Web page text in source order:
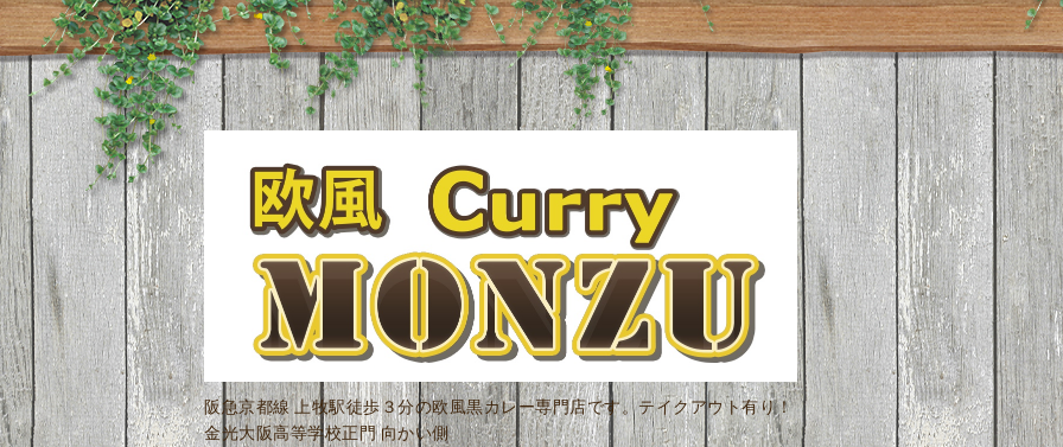
阪急京都線 上牧駅徒歩３分の欧風黒カレー専門店です。テイクアウト有り！
金光大阪高等学校正門 向かい側